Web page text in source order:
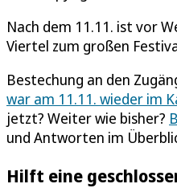
Nach dem 11.11. ist vor
Viertel zum großen
Bestechung an den
war am 11.11. wieder im
jetzt? Weiter wie bisher?
und Antworten im
Hilft eine